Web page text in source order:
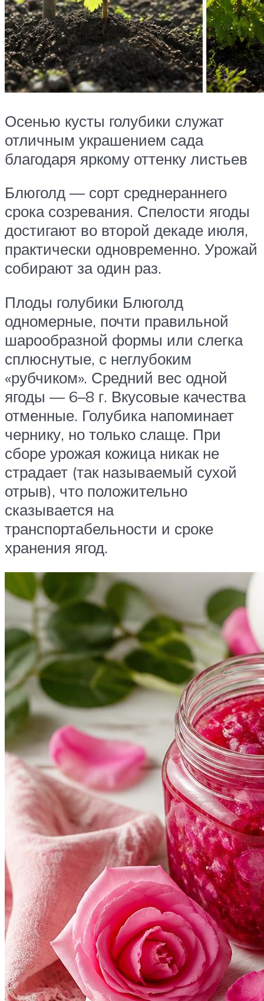
Осенью кусты голубики служат
отличным украшением сада
благодаря яркому оттенку листьев
Блюголд — сорт среднераннего
срока созревания. Спелости ягоды
достигают во второй декаде июля,
практически одновременно. Урожай
собирают за один раз.
Плоды голубики Блюголд
одномерные, почти правильной
шарообразной формы или слегка
сплюснутые, с неглубоким
«рубчиком». Средний вес одной
ягоды — 6–8 г. Вкусовые качества
отменные. Голубика напоминает
чернику, но только слаще. При
сборе урожая кожица никак не
страдает (так называемый сухой
отрыв), что положительно
сказывается на
транспортабельности и сроке
хранения ягод.